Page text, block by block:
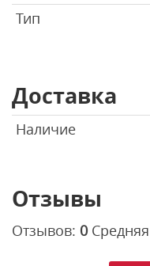
Тип
Доставка
Наличие
Отзывы
Отзывов: 0